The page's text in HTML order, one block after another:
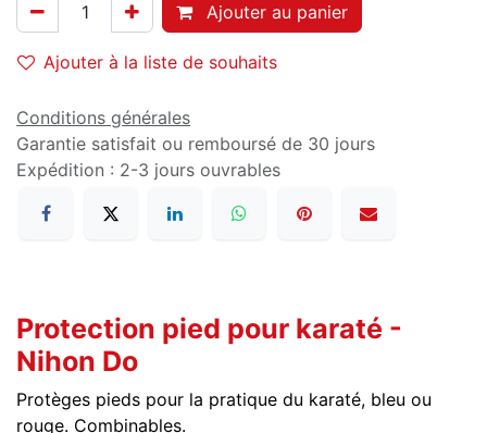
Ajouter au panier
Ajouter à la liste de souhaits
Conditions générales
Garantie satisfait ou remboursé de 30 jours
Expédition : 2-3 jours ouvrables
Protection pied pour karaté -
Nihon Do
Protèges pieds pour la pratique du karaté, bleu ou
rouge. Combinables.